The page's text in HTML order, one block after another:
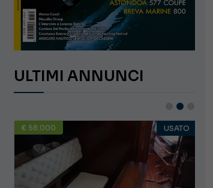
ULTIMI ANNUNCI
€ 58.000 USATO